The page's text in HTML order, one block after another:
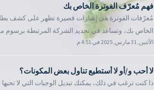
فهم مُعرّف الفوترة الخاص بك
مُعرّفات الفوترة هي إشارات قصيرة تظهر على كشف
الخاص بك، وتساعد في تحديد الشركة المرتبطة برسوم
الأثنين, 31 مارس, 2025 في 4:51 م
لا أحب و/أو لا أستطيع تناول بعض المكونات؟
ذا كنت ترغب في ذلك، يمكنك تبديل الوجبات التي لا